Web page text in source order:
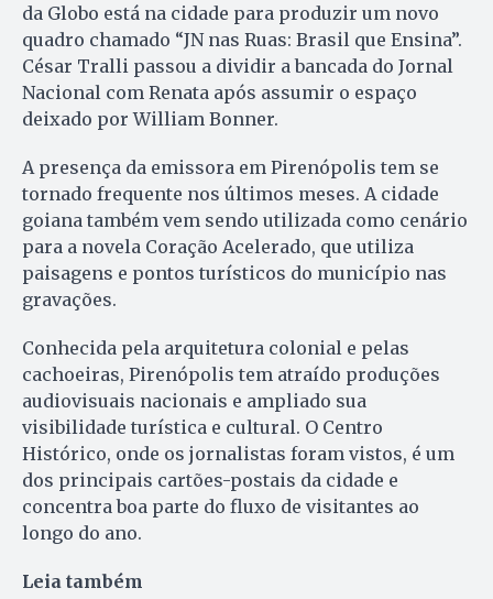
da Globo está na cidade para produzir um novo
quadro chamado “JN nas Ruas: Brasil que Ensina”.
César Tralli passou a dividir a bancada do Jornal
Nacional com Renata após assumir o espaço
deixado por William Bonner.
A presença da emissora em Pirenópolis tem se
tornado frequente nos últimos meses. A cidade
goiana também vem sendo utilizada como cenário
para a novela Coração Acelerado, que utiliza
paisagens e pontos turísticos do município nas
gravações.
Conhecida pela arquitetura colonial e pelas
cachoeiras, Pirenópolis tem atraído produções
audiovisuais nacionais e ampliado sua
visibilidade turística e cultural. O Centro
Histórico, onde os jornalistas foram vistos, é um
dos principais cartões-postais da cidade e
concentra boa parte do fluxo de visitantes ao
longo do ano.
Leia também